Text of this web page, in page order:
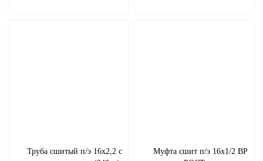
Труба сшитый п/э 16х2,2 с
Муфта сшит п/э 16x1/2 ВР